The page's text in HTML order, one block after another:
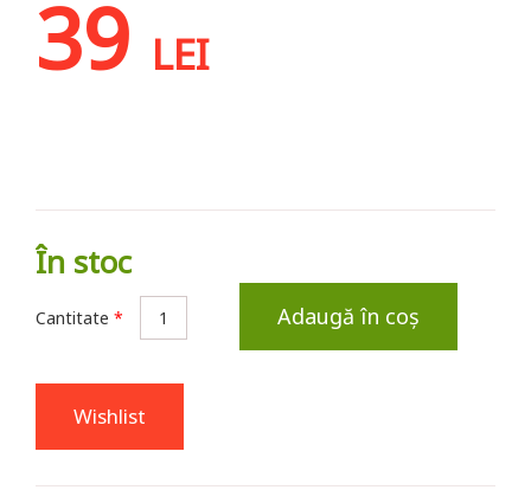
39 LEI
În stoc
Cantitate * Adaugă în coș
Wishlist